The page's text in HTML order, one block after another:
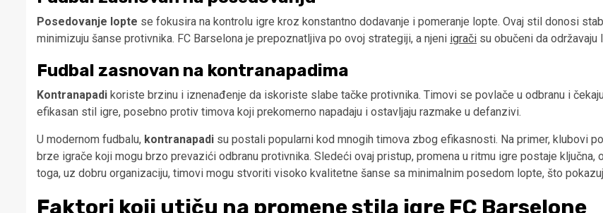
Posedovanje lopte se fokusira na kontrolu igre kroz konstantno dodavanje i pomeranje lopte. Ovaj stil donosi
minimizuju šanse protivnika. FC Barselona je prepoznatljiva po ovoj strategiji, a njeni igrači su obučeni da održavaju
Fudbal zasnovan na kontranapadima
Kontranapadi koriste brzinu i iznenađenje da iskoriste slabe tačke protivnika. Timovi se povlače u odbranu i
efikasan stil igre, posebno protiv timova koji prekomerno napadaju i ostavljaju razmake u defanzivi.
U modernom fudbalu, kontranapadi su postali popularni kod mnogih timova zbog efikasnosti. Na primer, klubovi
brze igrače koji mogu brzo prevazići odbranu protivnika. Sledeći ovaj pristup, promena u ritmu igre postaje
toga, uz dobru organizaciju, timovi mogu stvoriti visoko kvalitetne šanse sa minimalnim posedom lopte, što
Faktori koji utiču na promene stila igre FC Barselone